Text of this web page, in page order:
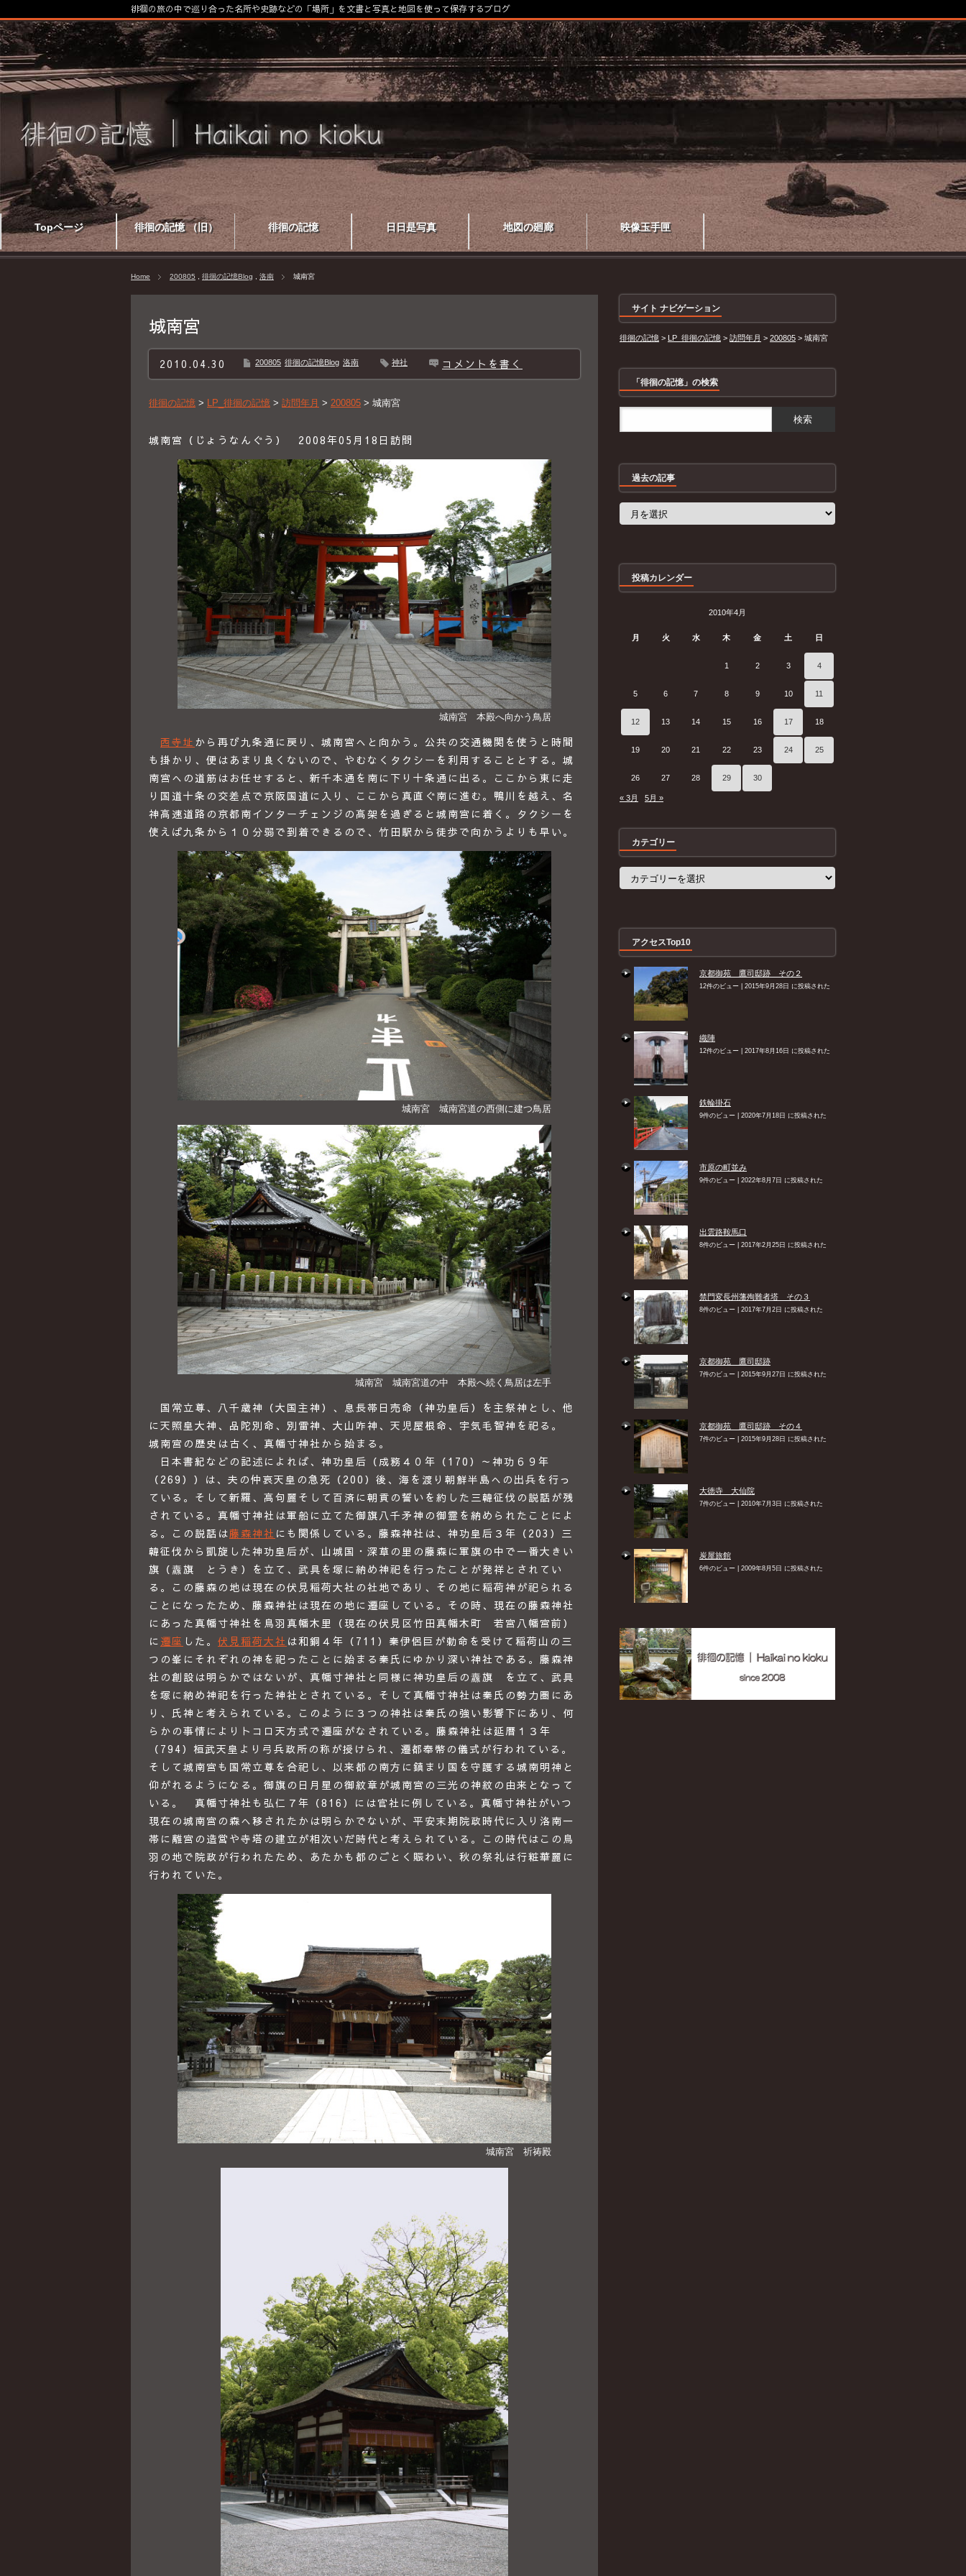
Topページ 徘徊の記憶 （旧） 徘徊の記憶 日日是写真 地図の廻廊 映像玉手匣
徘徊の旅の中で巡り合った名所や史跡などの「場所」を文書と写真と地図を使って保存するブログ
Home 200805 徘徊の記憶Blog 洛南 城南宮
城南宮
2010.04.30 200805 徘徊の記憶Blog 洛南 神社 コメントを書く
徘徊の記憶 > LP_徘徊の記憶 > 訪問年月 > 200805 > 城南宮
城南宮（じょうなんぐう） 2008年05月18日訪問
城南宮 本殿へ向かう鳥居
西寺址 から再び九条通に戻り、城南宮へと向かう。公共の交通機関を使うと時間
も掛かり、便はあまり良くないので、やむなくタクシーを利用することとする。城
南宮への道筋はお任せすると、新千本通を南に下り十条通に出る。ここから東に走
り国道十条の交差点で京阪国道に入り、ここから真直ぐ南に進む。鴨川を越え、名
神高速道路の京都南インターチェンジの高架を過ぎると城南宮に着く。タクシーを
使えば九条から１０分弱で到着できるので、竹田駅から徒歩で向かうよりも早い。
城南宮 城南宮道の西側に建つ鳥居
城南宮 城南宮道の中 本殿へ続く鳥居は左手
国常立尊、八千歳神（大国主神）、息長帯日売命（神功皇后）を主祭神とし、他
に天照皇大神、品陀別命、別雷神、大山咋神、天児屋根命、宇気毛智神を祀る。
城南宮の歴史は古く、真幡寸神社から始まる。
日本書紀などの記述によれば、神功皇后（成務４０年（170）～神功６９年
（269））は、夫の仲哀天皇の急死（200）後、海を渡り朝鮮半島への出兵を行っ
ている。そして新羅、高句麗そして百済に朝貢の誓いを約した三韓征伐の説話が残
されている。真幡寸神社は軍船に立てた御旗八千矛神の御霊を納められたことによ
る。この説話は藤森神社 にも関係している。藤森神社は、神功皇后３年（203）三
韓征伐から凱旋した神功皇后が、山城国・深草の里の藤森に軍旗の中で一番大きい
旗（纛旗 とうき）を立て、武具を塚に納め神祀を行ったことが発祥とされてい
る。この藤森の地は現在の伏見稲荷大社の社地であり、その地に稲荷神が祀られる
ことになったため、藤森神社は現在の地に遷座している。その時、現在の藤森神社
にあった真幡寸神社を鳥羽真幡木里（現在の伏見区竹田真幡木町 若宮八幡宮前）
に 遷座 した。 伏見稲荷大社 は和銅４年（711）秦伊侶巨が勅命を受けて稲荷山の三
つの峯にそれぞれの神を祀ったことに始まる秦氏にゆかり深い神社である。藤森神
社の創設は明らかではないが、真幡寸神社と同様に神功皇后の纛旗 を立て、武具
を塚に納め神祀を行った神社とされている。そして真幡寸神社は秦氏の勢力圏にあ
り、氏神と考えられている。このように３つの神社は秦氏の強い影響下にあり、何
らかの事情によりトコロ天方式で遷座がなされている。藤森神社は延暦１３年
（794）桓武天皇より弓兵政所の称が授けられ、遷都奉幣の儀式が行われている。
そして城南宮も国常立尊を合祀し、以来都の南方に鎮まり国を守護する城南明神と
仰がれるようになる。御旗の日月星の御紋章が城南宮の三光の神紋の由来となって
いる。 真幡寸神社も弘仁７年（816）には官社に例している。真幡寸神社がいつ
現在の城南宮の森へ移されたかは明らかでないが、平安末期院政時代に入り洛南一
帯に離宮の造営や寺塔の建立が相次いだ時代と考えられている。この時代はこの鳥
羽の地で院政が行われたため、あたかも都のごとく賑わい、秋の祭礼は行粧華麗に
行われていた。
城南宮 祈祷殿
サイト ナビゲーション
徘徊の記憶 > LP_徘徊の記憶 > 訪問年月 > 200805 > 城南宮
「徘徊の記憶」の検索
過去の記事
過
投稿カレンダー
2010年4月
月 火 水 木 金 土 日
1 2 3 4
5 6 7 8 9 10 11
12 13 14 15 16 17 18
19 20 21 22 23 24 25
26 27 28 29 30
« 3月 5月 »
カテゴリー
カ
アクセスTop10
京都御苑 鷹司邸跡 その２
12件のビュー 2015年9月28日 に投稿された
織陣
12件のビュー 2017年8月16日 に投稿された
鉄輪掛石
9件のビュー 2020年7月18日 に投稿された
市原の町並み
9件のビュー 2022年8月7日 に投稿された
出雲路鞍馬口
8件のビュー 2017年2月25日 に投稿された
禁門変長州藩殉難者塔 その３
8件のビュー 2017年7月2日 に投稿された
京都御苑 鷹司邸跡
7件のビュー 2015年9月27日 に投稿された
京都御苑 鷹司邸跡 その４
7件のビュー 2015年9月28日 に投稿された
大徳寺 大仙院
7件のビュー 2010年7月3日 に投稿された
炭屋旅館
6件のビュー 2009年8月5日 に投稿された